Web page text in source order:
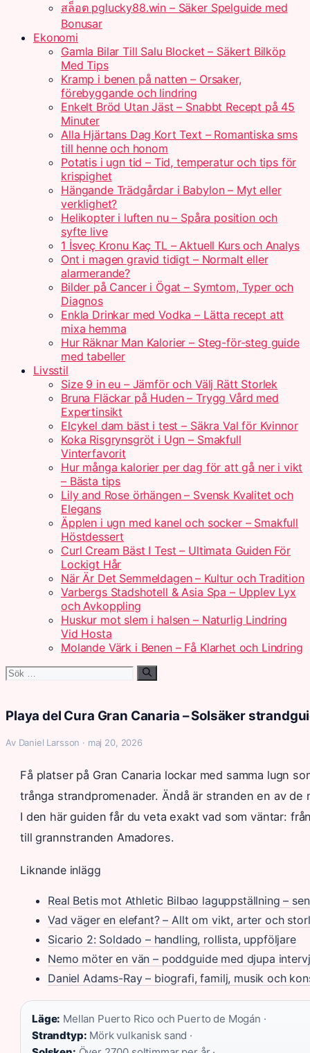
สล็อต pglucky88.win – Säker Spelguide med
Bonusar
Ekonomi
Gamla Bilar Till Salu Blocket – Säkert Bilköp
Med Tips
Kramp i benen på natten – Orsaker,
förebyggande och lindring
Enkelt Bröd Utan Jäst – Snabbt Recept på 45
Minuter
Alla Hjärtans Dag Kort Text – Romantiska sms
till henne och honom
Potatis i ugn tid – Tid, temperatur och tips för
krispighet
Hängande Trädgårdar i Babylon – Myt eller
verklighet?
Helikopter i luften nu – Spåra position och
syfte live
1 İsveç Kronu Kaç TL – Aktuell Kurs och Analys
Ont i magen gravid tidigt – Normalt eller
alarmerande?
Bilder på Cancer i Ögat – Symtom, Typer och
Diagnos
Enkla Drinkar med Vodka – Lätta recept att
mixa hemma
Hur Räknar Man Kalorier – Steg-för-steg guide
med tabeller
Livsstil
Size 9 in eu – Jämför och Välj Rätt Storlek
Bruna Fläckar på Huden – Trygg Vård med
Expertinsikt
Elcykel dam bäst i test – Säkra Val för Kvinnor
Koka Risgrynsgröt i Ugn – Smakfull
Vinterfavorit
Hur många kalorier per dag för att gå ner i vikt
– Bästa tips
Lily and Rose örhängen – Svensk Kvalitet och
Elegans
Äpplen i ugn med kanel och socker – Smakfull
Höstdessert
Curl Cream Bäst I Test – Ultimata Guiden För
Lockigt Hår
När Är Det Semmeldagen – Kultur och Tradition
Varbergs Stadshotell & Asia Spa – Upplev Lyx
och Avkoppling
Huskur mot slem i halsen – Naturlig Lindring
Vid Hosta
Molande Värk i Benen – Få Klarhet och Lindring
Sök
Playa del Cura Gran Canaria – Solsäker
Av Daniel Larsson · maj 20, 2026
Få platser på Gran Canaria lockar med samma lugn
trånga strandpromenader. Ändå är stranden en av
I den här guiden får du veta exakt vad som väntar:
till grannstranden Amadores.
Liknande inlägg
Real Betis mot Athletic Bilbao laguppställning –
Vad väger en elefant? – Allt om vikt, arter och
Sicario 2: Soldado – handling, rollista, uppföljare
Nemo möter en vän – poddguide med djupa
Daniel Adams-Ray – biografi, familj, musik och
Läge: Mellan Puerto Rico och Puerto de Mogán ·
Strandtyp: Mörk vulkanisk sand ·